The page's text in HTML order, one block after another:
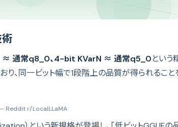
通常q8_0、4-bit KVarN ≈ 通常q5_0とい
り、同一ビット幅で1段階上の品質が得られること
— Reddit r/LocalLLaMA